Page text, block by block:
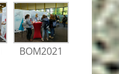
BOM2021